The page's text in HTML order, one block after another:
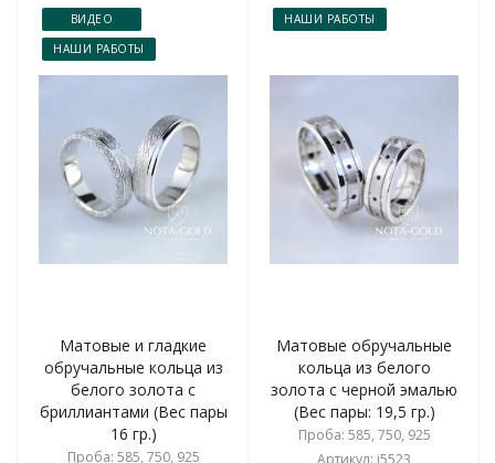
ВИДЕО
НАШИ РАБОТЫ
Матовые и гладкие
обручальные кольца из
белого золота с
бриллиантами (Вес пары
16 гр.)
Проба: 585, 750, 925
НАШИ РАБОТЫ
Матовые обручальные
кольца из белого
золота с черной эмалью
(Вес пары: 19,5 гр.)
Проба: 585, 750, 925
Артикул: i5523